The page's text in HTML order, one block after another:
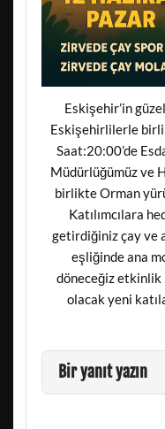
Eskişehir’in
Eskişehirlilerle
Saat:20:00’de
Müdürlüğümüz ve
birlikte Orman
Katılımcılara
getirdiğiniz çay ve
eşliğinde ana
döneceğiz etkinlik
olacak yeni
Bir yanıt yazın